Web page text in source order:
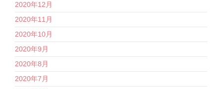
2020年12月
2020年11月
2020年10月
2020年9月
2020年8月
2020年7月